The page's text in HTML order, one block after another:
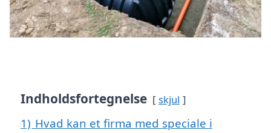
Indholdsfortegnelse skjul
1) Hvad kan et firma med speciale i